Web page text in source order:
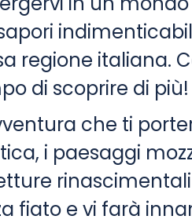
regione italiana.
di scoprire di più!
che ti
i paesaggi
fiato e vi farà